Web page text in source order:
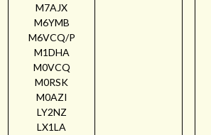
M7AJX
M6YMB
M6VCQ/P
M1DHA
M0VCQ
M0RSK
M0AZI
LY2NZ
LX1LA